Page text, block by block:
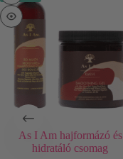
As I Am hajformázó és
hidratáló csomag